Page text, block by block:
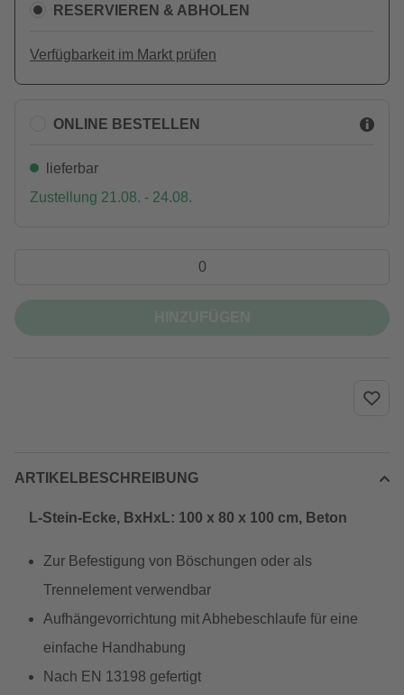
RESERVIEREN & ABHOLEN
Verfügbarkeit im Markt prüfen
ONLINE BESTELLEN
lieferbar
Zustellung 21.08. - 24.08.
ARTIKELBESCHREIBUNG
L-Stein-Ecke, BxHxL: 100 x 80 x 100 cm, Beton
Zur Befestigung von Böschungen oder als
Trennelement verwendbar
Aufhängevorrichtung mit Abhebeschlaufe für eine
einfache Handhabung
Nach EN 13198 gefertigt